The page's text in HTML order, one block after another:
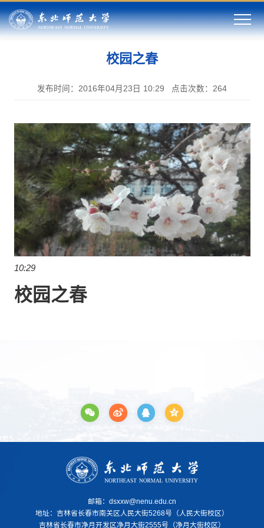
校园之春
发布时间：2016年04月23日 10:29 点击次数： 264
10:29
校园之春
邮箱：dsxxw@nenu.edu.cn
地址： 吉林省长春市南关区人民大街5268号（人民大街校区）
吉林省长春市净月开发区净月大街2555号（净月大街校区）